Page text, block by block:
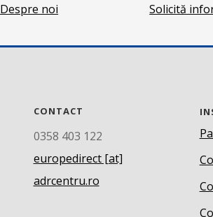
Despre noi Solicită
CONTACT
0358 403 122
europedirect [at]
adrcentru.ro